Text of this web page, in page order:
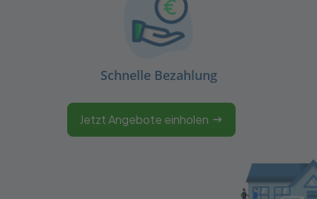
Schnelle Bezahlung
Jetzt Angebote einholen